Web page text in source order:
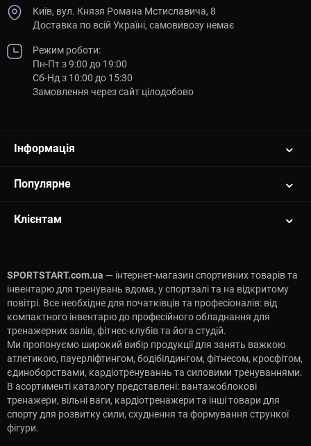
Київ, вул. Князя Романа Мстиславича, 8
Доставка по всій Україні, самовивозу немає
Режим роботи:
Пн-Пт з 9:00 до 19:00
Сб-Нд з 10:00 до 15:30
Замовлення через сайт цілодобово
Інформація
Популярне
Клієнтам
SPORTSTART.com.ua — інтернет-магазин спортивних товарів та
інвентарю для тренувань вдома, у спортзалі та на відкритому
повітрі. Все необхідне для початківців та професіоналів: від
компактного інвентарю до професійного обладнання для
тренажерних залів, фітнес-клубів та йога студій.
Ми пропонуємо широкий вибір продукції для занять важкою
атлетикою, пауерліфтингом, бодібілдингом, фітнесом, кросфітом,
єдиноборствами, кардіотренуваннь та силовими тренуваннями.
В асортименті каталогу представлені: вантажоблокові
тренажери, вільні ваги, кардіотренажери та інші товари для
спорту для розвитку сили, схуднення та формування стрункої
фігури.